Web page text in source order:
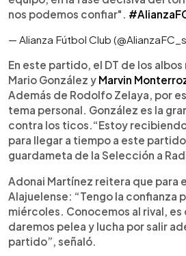
nos podemos confiar".
— Alianza Fútbol Club
En este partido, el DT de los
Mario González y Marvin
Además de Rodolfo Zelaya, por
tema personal. González es la
contra los ticos.“Estoy
para llegar a tiempo a este
guardameta de la Selección a
Adonai Martínez reitera que para
Alajuelense: “Tengo la confianza
miércoles. Conocemos al rival,
daremos pelea y lucha por salir
partido”, señaló.